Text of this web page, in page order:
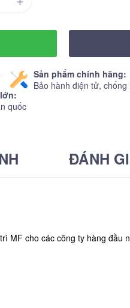
Sản phẩm chính hãng:
Bảo hành điện tử, chống
quốc
ĐÁNH
MF cho các công ty hàng đầu